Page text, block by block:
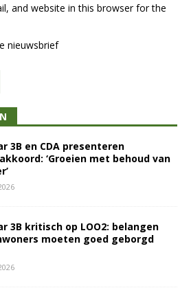
and website in this browser for the
nieuwsbrief
3B en CDA presenteren
‘Groeien met behoud van
3B kritisch op LOO2: belangen
moeten goed geborgd